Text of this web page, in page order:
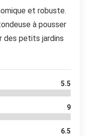
et robuste.
à pousser
des petits jardins
5.5
9
6.5